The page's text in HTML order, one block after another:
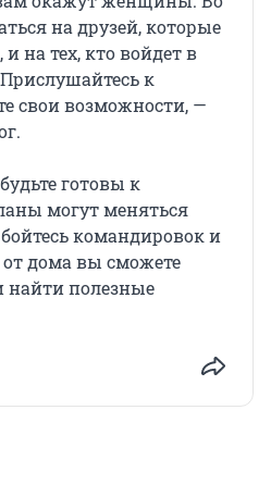
на друзей, которые
на тех, кто войдет в
к
свои возможности, —
готовы к
могут меняться
командировок и
дома вы сможете
найти полезные